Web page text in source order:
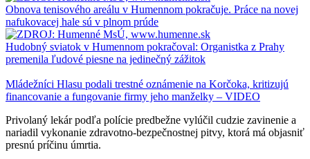
Obnova tenisového areálu v Humennom pokračuje. Práce na novej
nafukovacej hale sú v plnom prúde
Hudobný sviatok v Humennom pokračoval: Organistka z Prahy
premenila ľudové piesne na jedinečný zážitok
Mládežníci Hlasu podali trestné oznámenie na Korčoka, kritizujú
financovanie a fungovanie firmy jeho manželky – VIDEO
Privolaný lekár podľa polície predbežne vylúčil cudzie zavinenie a
nariadil vykonanie zdravotno-bezpečnostnej pitvy, ktorá má objasniť
presnú príčinu úmrtia.